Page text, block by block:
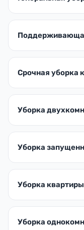
Срочная уборка
Уборка
Уборка
Уборка
Уборка